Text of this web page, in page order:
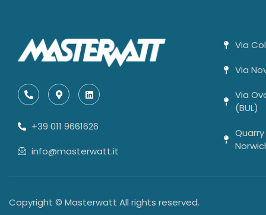
+39 011 9661626
info@masterwatt.it
Via
Via
Via
(BUL)
Copyright © Masterwatt All rights reserved.